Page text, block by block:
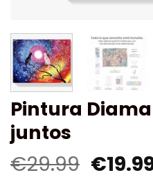
Pintura
juntos
€29.99 €